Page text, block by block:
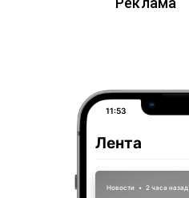
11:53
Лента
Новости • 2 часа назад